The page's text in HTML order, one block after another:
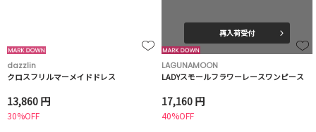
dazzlin
クロスフリルマーメイドドレス
13,860 円
30%OFF
再入荷受付
LAGUNAMOON
LADYスモールフラワーレースワンピース
17,160 円
40%OFF